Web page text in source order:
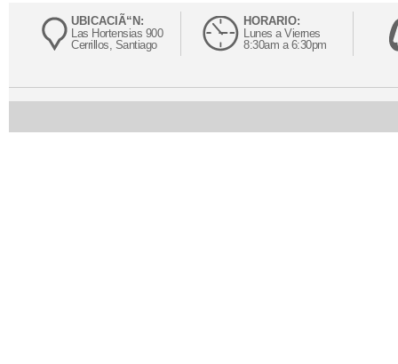
UBICACIÃ“N:
Las Hortensias 900
Cerrillos, Santiago
HORARIO:
Lunes a Viernes
8:30am a 6:30pm